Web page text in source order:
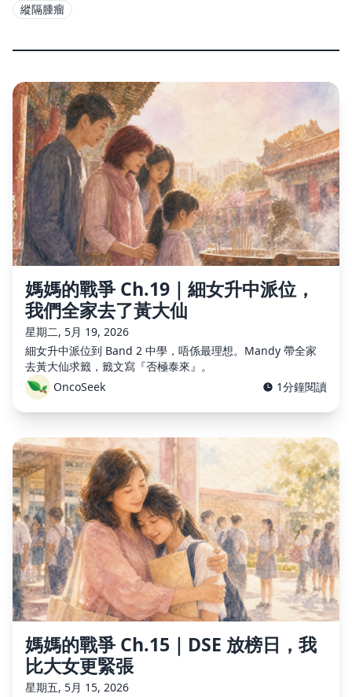
縱隔腫瘤
媽媽的戰爭 Ch.19｜細女升中派位，
我們全家去了黃大仙
星期二, 5月 19, 2026
細女升中派位到 Band 2 中學，唔係最理想。Mandy 帶全家
去黃大仙求籤，籤文寫『否極泰來』。
OncoSeek
1分鐘閱讀
媽媽的戰爭 Ch.15｜DSE 放榜日，我
比大女更緊張
星期五, 5月 15, 2026